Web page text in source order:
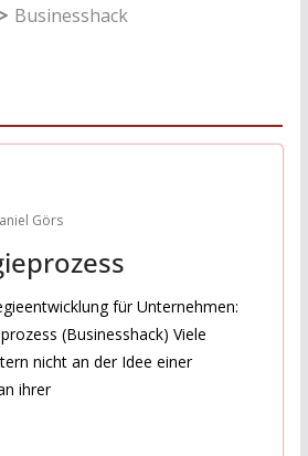
Businesshack
Görs
für Unternehmen:
(Businesshack) Viele
nicht an der Idee einer
ihrer